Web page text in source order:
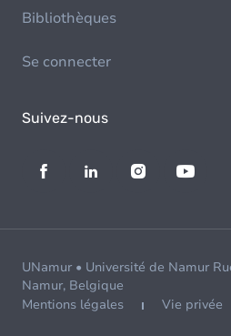
Bibliothèques
Se connecter
Suivez-nous
UNamur • Université de Namur
Namur, Belgique
Mentions légales
Vie privée